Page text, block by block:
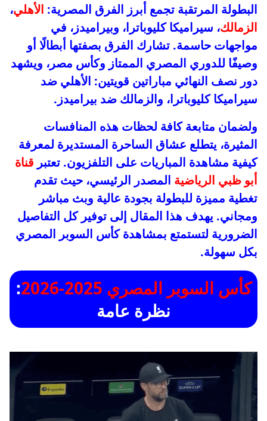
البطولة المرتقبة تجمع أبرز الفرق المصرية: الأهلي،
الزمالك، سيراميكا كليوباترا، وبيراميدز، في
مواجهات حاسمة. تشارك الفرق بصفتها أبطالًا أو
وصيفًا للدوري المصري الممتاز وكأس مصر، ويشهد
دور نصف النهائي مباراتين قويتين: الأهلي ضد
سيراميكا كليوباترا، والزمالك ضد بيراميدز.
ولضمان متابعة كافة لحظات هذه المنافسات
المثيرة، يتطلع عشاق الساحرة المستديرة لمعرفة
كيفية مشاهدة المباريات على التلفزيون. تعتبر قناة
أبو ظبي الرياضية المصدر الرئيسي، حيث تقدم
تغطية مميزة للبطولة بجودة عالية وبث مباشر
ومجاني. يهدف هذا المقال إلى توفير كل التفاصيل
الضرورية لتستمتع بمشاهدة كأس السوبر المصري
بكل سهولة.
كأس السوبر المصري 2025-2026
:
نظرة عامة